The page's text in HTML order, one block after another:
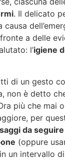
. Il delicato
causa
a delle
l’igiene
di un gesto
non è detto
più che mai
per
da
(oppure
un intervallo